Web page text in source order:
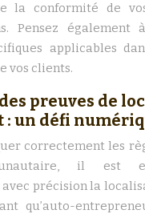
la conformité de
Pensez
applicables
vos clients.
preuves de
: un défi
correctement les
il est
précision la
qu’auto-